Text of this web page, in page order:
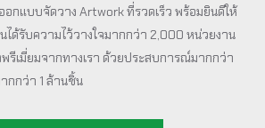
อกแบบจัดวาง Artwork ที่รวดเร็ว พร้อมยินดีให้
ด้รับความไว้วางใจมากกว่า 2,000 หน่วยงาน
รีเมี่ยมจากทางเรา ด้วยประสบการณ์มากกว่า
กกว่า 1 ล้านชิ้น